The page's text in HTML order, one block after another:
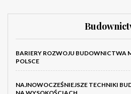
BARIERY ROZWOJU BUDOWNICTWA
POLSCE
NAJNOWOCZEŚNIEJSZE TECHNIKI